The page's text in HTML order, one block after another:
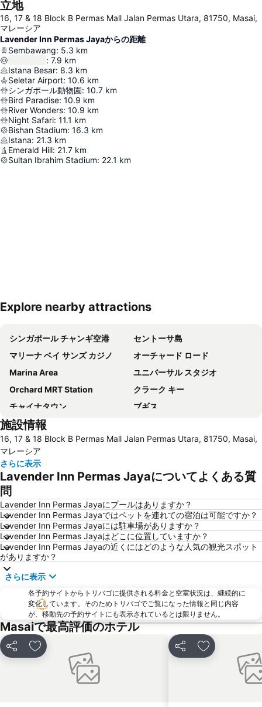
立地
16, 17 & 18 Block B Permas Mall Jalan Permas Utara, 81750, Masai,
マレーシア
Lavender Inn Permas Jayaからの距離
Sembawang: 5.3 km
: 7.9 km
Istana Besar: 8.3 km
Seletar Airport: 10.6 km
シンガポール動物園: 10.7 km
Bird Paradise: 10.9 km
River Wonders: 10.9 km
Night Safari: 11.1 km
Bishan Stadium: 16.3 km
Istana: 21.3 km
Emerald Hill: 21.7 km
Sultan Ibrahim Stadium: 22.1 km
Explore nearby attractions
シンガポール チャンギ空港
セントーサ島
マリーナ ベイ サンズ カジノ
オーチャード ロード
Marina Area
ユニバーサル スタジオ
Orchard MRT Station
クラーク キー
チャイナタウン
ブギス
Changi Airport Metro Station
Changi
マーライオン
Marina Bay Sands SkyPark
リトルインディア
City Hall
Legoland Malaysia
City Hall Metro Station
Harbour Front Centre
シンガポール エキスポ
Katong
Novena MRT Station
ナイト サファリ
Ang Mo Kio - AMK
Somerset MRT
Bugis Village
Suntec City Mall
Singapore Sentosa Island Afternoon Trip
Lavender MRT Station
MRT - Mass Rapid Transport
シンガポール フライヤー
ガーデンズ バイ ザ ベイ
Buona Vista MRT Station
ION Orchard Singapore
Paya Lebar MRT Station
Tanjong Pagar MRT Station
Suntec Singapore International Convention & Exhibition Centre
施設情報
16, 17 & 18 Block B Permas Mall Jalan Permas Utara, 81750, Masai,
マレーシア
さらに表示
Lavender Inn Permas Jayaについてよくある質
問
Lavender Inn Permas Jayaにプールはありますか？
Lavender Inn Permas Jayaではペットを連れての宿泊は可能ですか？
Lavender Inn Permas Jayaには駐車場がありますか？
Lavender Inn Permas Jayaはどこに位置していますか？
Lavender Inn Permas Jayaの近くにはどのような人気の観光スポット
がありますか？
さらに表示
各予約サイトからトリバゴに提供される料金と空室状況は、継続的に
変化しています。そのためトリバゴでご覧になった情報と同じ内容
が、移動先の予約サイトにも表示されているとは限りません。
Masaiで最高評価のホテル
シェア お気に入りに追加 シェア お気に入りに